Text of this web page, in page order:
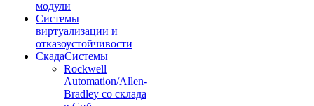
модули
Системы
виртуализации и
отказоустойчивости
СкадаСистемы
Rockwell
Automation/Allen-
Bradley со склада